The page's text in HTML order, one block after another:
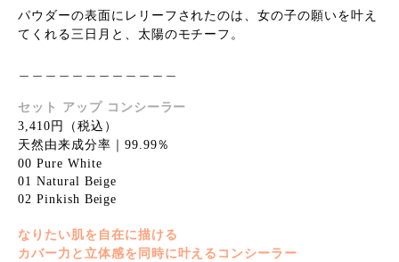
パウダーの表面にレリーフされたのは、女の子の願いを叶え
てくれる三日月と、太陽のモチーフ。
セット アップ コンシーラー
3,410円（税込）
天然由来成分率｜99.99％
00 Pure White
01 Natural Beige
02 Pinkish Beige
なりたい肌を自在に描ける
カバー力と立体感を同時に叶えるコンシーラー